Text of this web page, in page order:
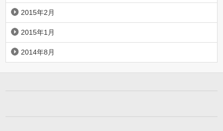
2015年2月
2015年1月
2014年8月